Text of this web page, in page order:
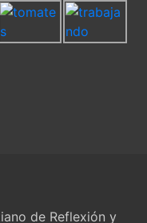
de Reflexión y